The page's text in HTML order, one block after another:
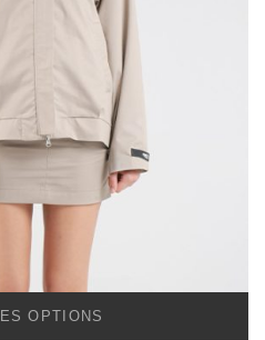
OPTIONS